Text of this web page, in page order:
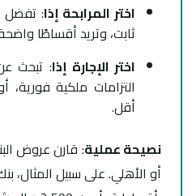
اختر المرابحة إذا: تفضل
ثابت، وتريد أقساطًا
اختر الإجارة إذا: تبحث
التزامات ملكية
أقل.
نصيحة عملية: قارن عروض
أو الأهلي. على سبيل المثال،